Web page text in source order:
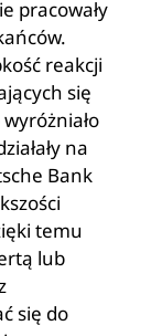
pracowały
reakcji
się
na
Bank
temu
lub
się do